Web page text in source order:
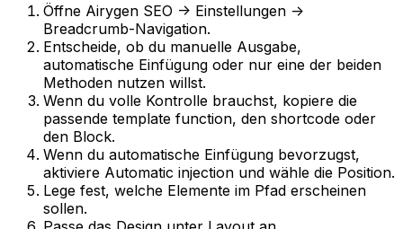
Öffne Airygen SEO -> Einstellungen ->
Breadcrumb-Navigation.
Entscheide, ob du manuelle Ausgabe,
automatische Einfügung oder nur eine der beiden
Methoden nutzen willst.
Wenn du volle Kontrolle brauchst, kopiere die
passende template function, den shortcode oder
den Block.
Wenn du automatische Einfügung bevorzugst,
aktiviere Automatic injection und wähle die Position.
Lege fest, welche Elemente im Pfad erscheinen
sollen.